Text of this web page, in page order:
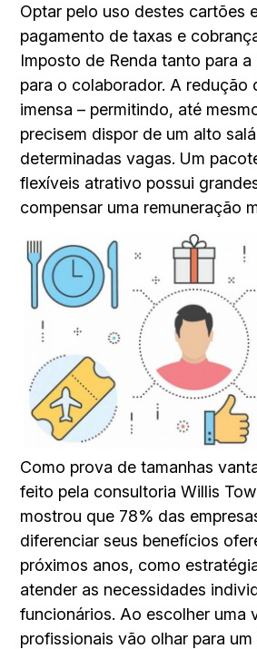
Optar pelo uso destes cartões
pagamento de taxas e
Imposto de Renda tanto para
para o colaborador. A redução
imensa – permitindo, até
precisem dispor de um alto
determinadas vagas. Um
flexíveis atrativo possui
compensar uma remuneração
Como prova de tamanhas
feito pela consultoria Willis
mostrou que 78% das
diferenciar seus benefícios
próximos anos, como
atender as necessidades
funcionários. Ao escolher uma
profissionais vão olhar para